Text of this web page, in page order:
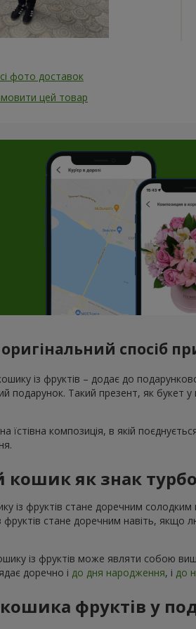
фото доставок
цей товар
спосіб
із фруктів – додає до
Такий презент, як букет
композиція, в якій
як знак
із фруктів стане доречним
стане доречним навіть, якщо
із фруктів може являти собою
доречно і до дня народження, і до
фруктів у